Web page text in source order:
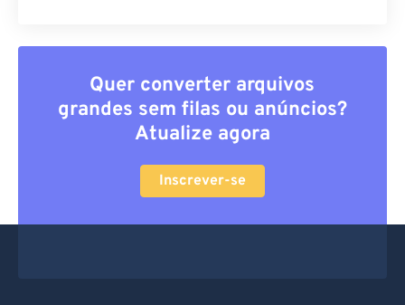
Quer converter arquivos
grandes sem filas ou anúncios?
Atualize agora
Inscrever-se